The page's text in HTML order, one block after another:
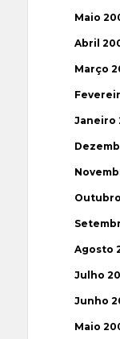
Maio
Abril
Março
Janeiro
Agosto
Julho
Junho
Maio